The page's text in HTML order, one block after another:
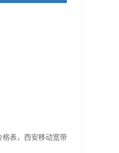
表，西安移动宽带